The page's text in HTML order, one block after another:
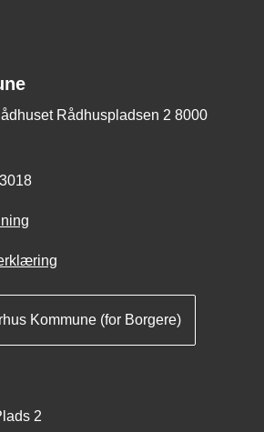
Rådhuspladsen 2 8000
Kommune (for Borgere)
2